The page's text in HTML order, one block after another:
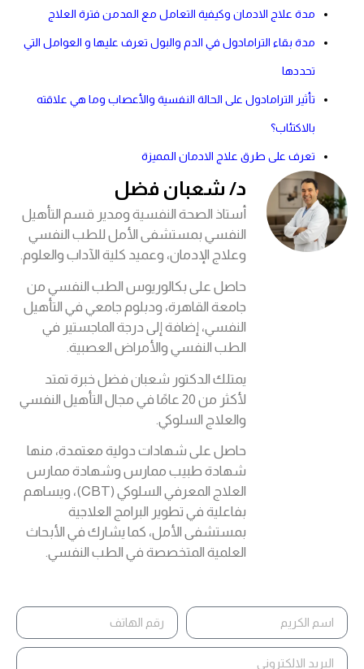
مدة علاج الادمان وكيفية التعامل مع المدمن فترة العلاج
مدة بقاء الترامادول في الدم والبول تعرف عليها و العوامل التي
تحددها
تأثير الترامادول على الحالة النفسية والأعصاب وما هي علاقته
بالاكتئاب؟
تعرف على طرق علاج الادمان المميزة
د/ شعبان فضل
أستاذ الصحة النفسية ومدير قسم التأهيل
النفسي بمستشفى الأمل للطب النفسي
وعلاج الإدمان، وعميد كلية الآداب والعلوم.
حاصل على بكالوريوس الطب النفسي من
جامعة القاهرة، ودبلوم جامعي في التأهيل
النفسي، إضافة إلى درجة الماجستير في
الطب النفسي والأمراض العصبية.
يمتلك الدكتور شعبان فضل خبرة تمتد
لأكثر من 20 عامًا في مجال التأهيل النفسي
والعلاج السلوكي.
حاصل على شهادات دولية معتمدة، منها
شهادة طبيب ممارس وشهادة ممارس
العلاج المعرفي السلوكي (CBT)، ويساهم
بفاعلية في تطوير البرامج العلاجية
بمستشفى الأمل، كما يشارك في الأبحاث
العلمية المتخصصة في الطب النفسي.